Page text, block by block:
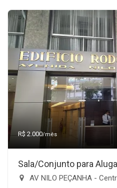
R$ 2.000/mês
Sala/Conjunto para
AV NILO PEÇANHA -